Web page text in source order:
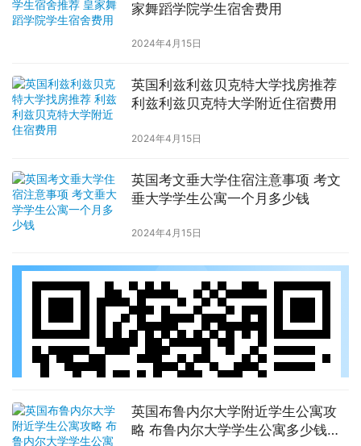
家舞蹈学院学生宿舍费用
2024年4月15日
英国利兹利兹贝克特大学找房推荐
利兹利兹贝克特大学附近住宿费用
2024年4月15日
英国考文垂大学住宿注意事项 考文
垂大学学生公寓一个月多少钱
2024年4月15日
英国布鲁内尔大学附近学生公寓攻
略 布鲁内尔大学学生公寓多少钱一